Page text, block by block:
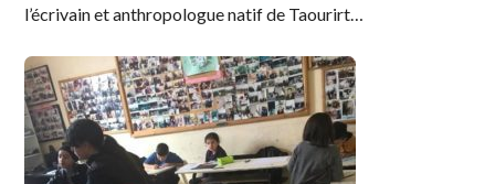
l’écrivain et anthropologue natif de Taourirt…